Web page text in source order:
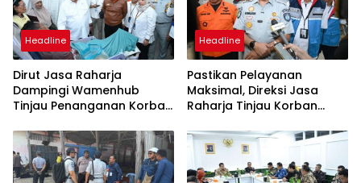
Headline
Dirut Jasa Raharja
Dampingi Wamenhub
Tinjau Penanganan Korban
PHC Surabaya
Headline
Pastikan Pelayanan
Maksimal, Direksi Jasa
Raharja Tinjau Korban
Sentosa II